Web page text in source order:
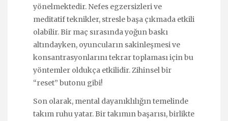
yönelmektedir. Nefes egzersizleri ve
meditatif teknikler, stresle başa çıkmada etkili
olabilir. Bir maç sırasında yoğun baskı
altındayken, oyuncuların sakinleşmesi ve
konsantrasyonlarını tekrar toplaması için bu
yöntemler oldukça etkilidir. Zihinsel bir
“reset” butonu gibi!
Son olarak, mental dayanıklılığın temelinde
takım ruhu yatar. Bir takımın başarısı, birlikte